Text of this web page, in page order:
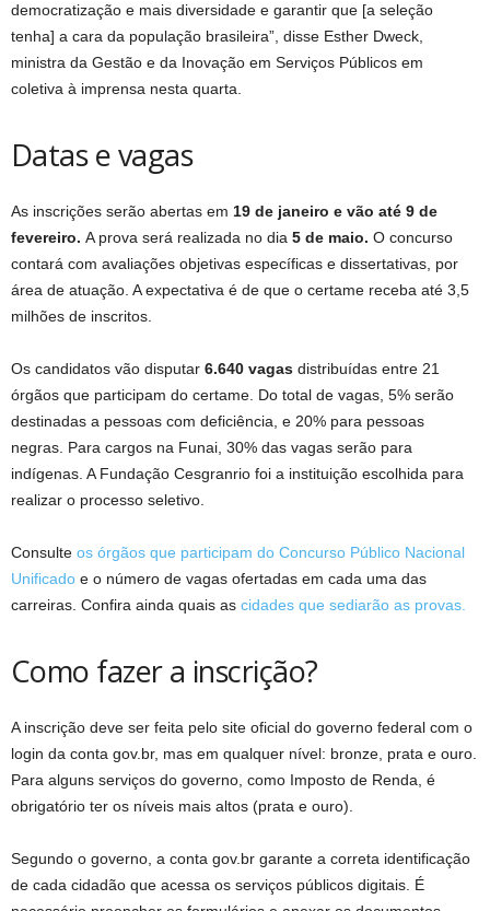
democratização e mais diversidade e garantir que [a seleção
tenha] a cara da população brasileira”, disse Esther Dweck,
ministra da Gestão e da Inovação em Serviços Públicos em
coletiva à imprensa nesta quarta.
Datas e vagas
As inscrições serão abertas em 19 de janeiro e vão até 9 de
fevereiro. A prova será realizada no dia 5 de maio. O concurso
contará com avaliações objetivas específicas e dissertativas, por
área de atuação. A expectativa é de que o certame receba até 3,5
milhões de inscritos.
Os candidatos vão disputar 6.640 vagas distribuídas entre 21
órgãos que participam do certame. Do total de vagas, 5% serão
destinadas a pessoas com deficiência, e 20% para pessoas
negras. Para cargos na Funai, 30% das vagas serão para
indígenas. A Fundação Cesgranrio foi a instituição escolhida para
realizar o processo seletivo.
Consulte os órgãos que participam do Concurso Público Nacional
Unificado e o número de vagas ofertadas em cada uma das
carreiras. Confira ainda quais as cidades que sediarão as provas.
Como fazer a inscrição?
A inscrição deve ser feita pelo site oficial do governo federal com o
login da conta gov.br, mas em qualquer nível: bronze, prata e ouro.
Para alguns serviços do governo, como Imposto de Renda, é
obrigatório ter os níveis mais altos (prata e ouro).
Segundo o governo, a conta gov.br garante a correta identificação
de cada cidadão que acessa os serviços públicos digitais. É